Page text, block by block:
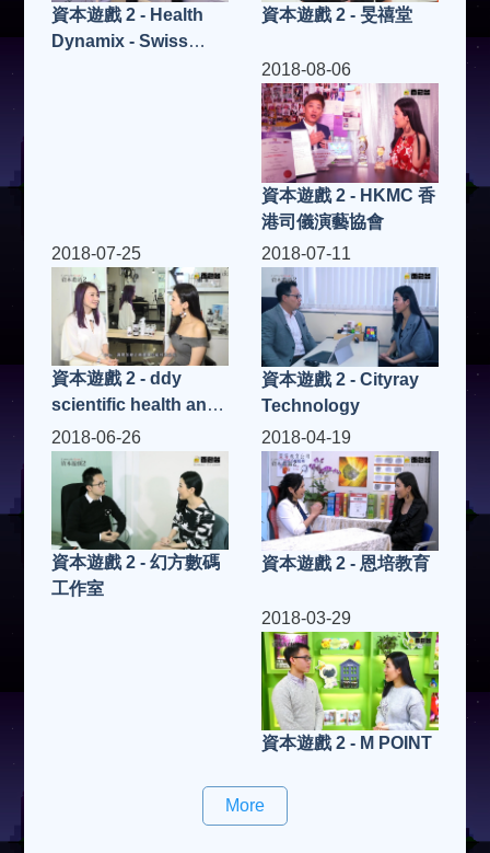
資本遊戲 2 - Health
Dynamix - Swiss
資本遊戲 2 - 旻禧堂
2018-08-06
資本遊戲 2 - HKMC 香
港司儀演藝協會
2018-07-25
資本遊戲 2 - ddy
scientific health and
beauty
2018-07-11
資本遊戲 2 - Cityray
Technology
2018-06-26
資本遊戲 2 - 幻方數碼
工作室
2018-04-19
資本遊戲 2 - 恩培教育
2018-03-29
資本遊戲 2 - M POINT
More